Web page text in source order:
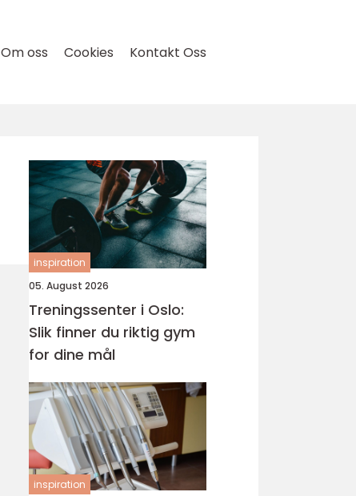
Om oss Cookies Kontakt Oss
inspiration
05. August 2026
Treningssenter i Oslo:
Slik finner du riktig gym
for dine mål
inspiration